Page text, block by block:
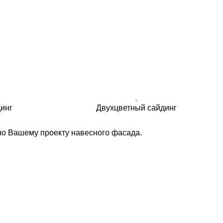
Двухцветный сайдинг
Вашему проекту навесного фасада.